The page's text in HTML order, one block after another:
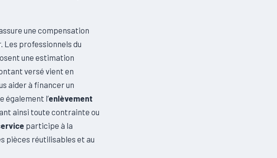
une compensation
Les professionnels du
une estimation
versé vient en
aider à financer un
également l’enlèvement
ainsi toute contrainte ou
participe à la
pièces réutilisables et au